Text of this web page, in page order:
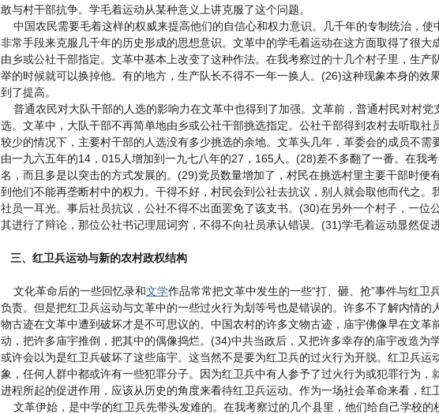
敢与村干部抗争。学毛着运动从某种意义上讲克服了这个问题。
中国农民需要毛着这样的权威来提高他们的自信心和权力意识。几千年的专制统治，
非常手段来克服几千年的历史形成的思想意识。文革中的学毛着运动在这方面取得了很
由乡或公社干部指定。文革中基本上改变了这种作法。在我考察过的十几个村子里，生
举的时候就可以换掉他。有的地方，生产队长不得不一年一换人。(26)这种现象本身的效
到了提高。
普通农民对大队干部的人选的影响力在文革中也得到了加强。文革前，普通村民对村
选。文革中，大队干部不再简单地由乡或公社干部挑选指定。公社干部得到农村去听取
较少的情况下，主要村干部的人选没有多少挑选的余地。文革头几年，革委会的成员不
由一九六五年的14，015人增加到一九七八年的27，165人。(28)差不多翻了一番。在我
名，而且多是以突击的方式发展的。(29)党员数量增加了，村民在挑选村里主要干部时
到他们不能再垄断村中的权力。干得不好，村民会到公社去抗议，别人就会取他而代之
社员一耳光。事后社员抗议，公社不得不出面罢免了该支书。(30)在另外一个村子，一
其进行了辩论，那位公社书记理屈词穷，不得不向社员承认错误。(31)学毛着运动显然促
三、红卫兵运动与新的农村政权结构
文化革命后的一些回忆录和文学作品常常把文革中发生的一些“打、砸、抢”事件与红
负责。但是把红卫兵运动与文革中的一些过火行为划等号也是错误的。许多不了解内情
物古迹在文革中遭到破坏才是不可思议的。中国农村的许多文物古迹，庙宇佛像早在文
动，把许多庙宇推倒，把其中的偶像捣烂。(34)中共当政后，又把许多幸存的庙宇改造为
或许会以为是红卫兵破坏了这些庙宇。这当然不是要为红卫兵的过火行为开脱。红卫兵
象，任何人群中都或许有一些犯罪分子。因为红卫兵中有人参予了过火行为或犯罪行为
进程所起的促进作用，应该从历史的角度来看待红卫兵运动。作为一场社会革命来看，红
文革伊始，是中学的红卫兵先带头发难的。在我考察过的几个县里，他们给自己学校